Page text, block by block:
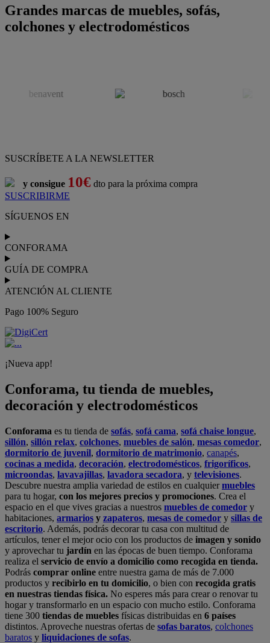
Grandes marcas de muebles, sofás,
colchones y electrodomésticos
SUSCRÍBETE A LA NEWSLETTER
y consigue 10€ dto para la próxima compra
SUSCRIBIRME
SÍGUENOS EN
CONFORAMA
GUÍA DE COMPRA
ATENCIÓN AL CLIENTE
Pago 100% Seguro
¡Nueva app!
Conforama, tu tienda de muebles,
decoración y electrodomésticos
Conforama es tu tienda de sofás, sofá cama, sofá chaise longue,
sillón, sillón relax, colchones, muebles de salón, mesas comedor,
dormitorio de juvenil, dormitorio de matrimonio, canapés,
cocinas a medida, decoración, electrodomésticos, frigoríficos,
microondas, lavavajillas, lavadora secadora, y televisiones.
Descubre nuestra amplia variedad de estilos en cualquiermuebles
para tu hogar, con los mejores precios y promociones. Crea el
espacio en el que vives gracias a nuestros muebles de comedor y
habitaciones, armarios y zapateros, mesas de comedor y sillas de
escritorio. Además, podrás decorar tu casa con multitud de
artículos, tener el mejor ocio con los productos de imagen y sonido
y aprovechar tu jardín en las épocas de buen tiempo. Conforama
realiza el servicio de envío a domicilio como recogida en tienda.
Podrás comprar online entre nuestra gama de más de 7.000
productos y recibirlo en tu domicilio, o bien con recogida gratis
en nuestras tiendas física. No esperes más para crear o renovar tu
hogar y transformarlo en un espacio con mucho estilo. Conforama
tiene 300 tiendas de muebles físicas distribuidas en 6 países
distintos. Aproveche nuestras ofertas de sofas baratos, colchones
baratos y liquidaciones de sofas.